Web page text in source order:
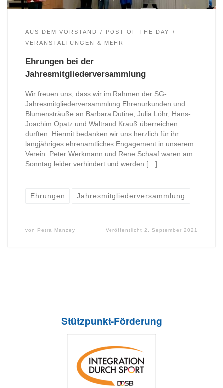
AUS DEM VORSTAND
POST OF THE DAY
VERANSTALTUNGEN & MEHR
Ehrungen bei der
Jahresmitgliederversammlung
Wir freuen uns, dass wir im Rahmen der SG-
Jahresmitgliederversammlung Ehrenurkunden und
Blumensträuße an Barbara Dutine, Julia Löhr, Hans-
Joachim Opatz und Waltraud Krauß überreichen
durften. Hiermit bedanken wir uns herzlich für ihr
langjähriges ehrenamtliches Engagement in unserem
Verein. Peter Werkmann und Rene Schaaf waren am
Sonntag leider verhindert und werden […]
Ehrungen Jahresmitgliederversammlung
von Petra Manzey Veröffentlicht2. September 2021
Stützpunkt-Förderung